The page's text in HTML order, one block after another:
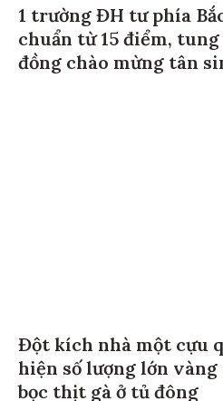
1 trường ĐH tư phía
chuẩn từ 15 điểm,
đồng chào mừng tân
Đột kích nhà một cựu
hiện số lượng lớn
bọc thịt gà ở tủ đông